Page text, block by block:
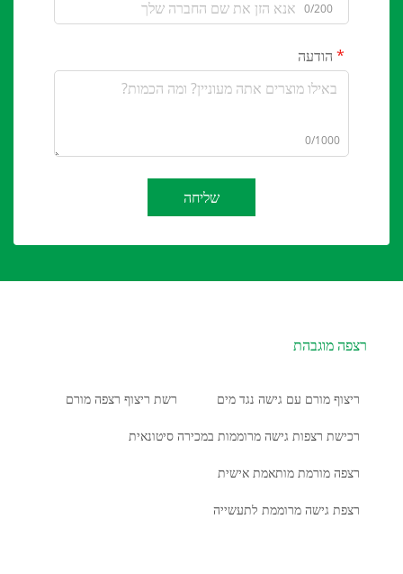
0/200
הודעה
0/1000
שליחה
רצפה מוגבהת
ריצוף מורם עם גישה נגד מים רשת ריצוף רצפה מורם
רכישת רצפות גישה מרוממות במכירה סיטונאית
רצפה מורמת מותאמת אישית
רצפת גישה מרוממת לתעשייה